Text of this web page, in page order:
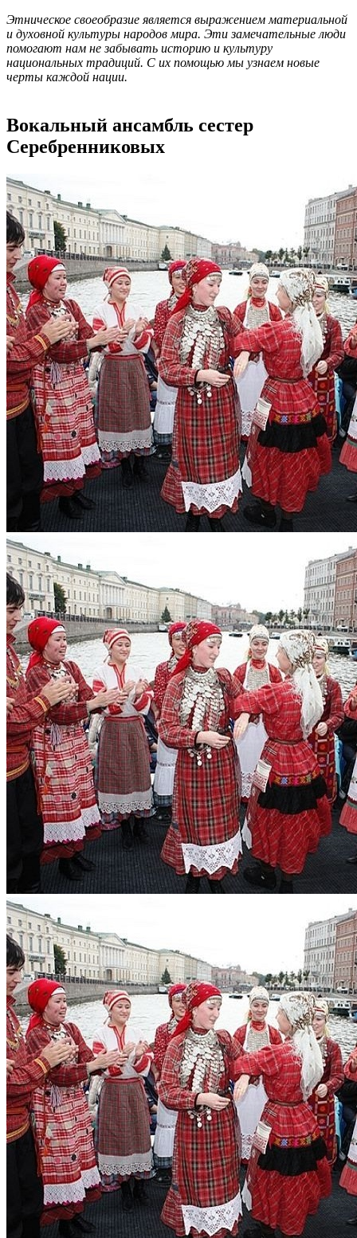
Этническое своеобразие является выражением материальной
и духовной культуры народов мира. Эти замечательные люди
помогают нам не забывать историю и культуру
национальных традиций. С их помощью мы узнаем новые
черты каждой нации.
Вокальный ансамбль сестер
Серебренниковых